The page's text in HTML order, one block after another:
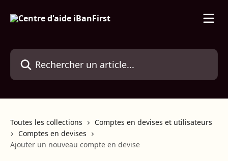
Rechercher un article...
Toutes les collections
Comptes en devises et utilisateurs
Comptes en devises
Ajouter un nouveau compte en devise